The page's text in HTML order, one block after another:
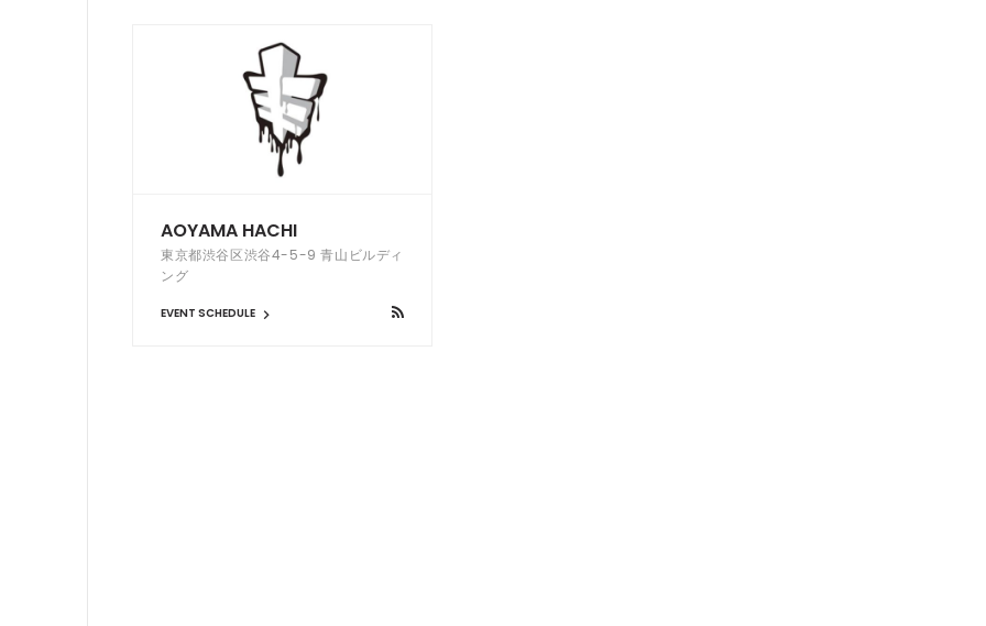
AOYAMA HACHI
東京都渋谷区渋谷4-5-9 青山ビルディ
ング
EVENT SCHEDULE